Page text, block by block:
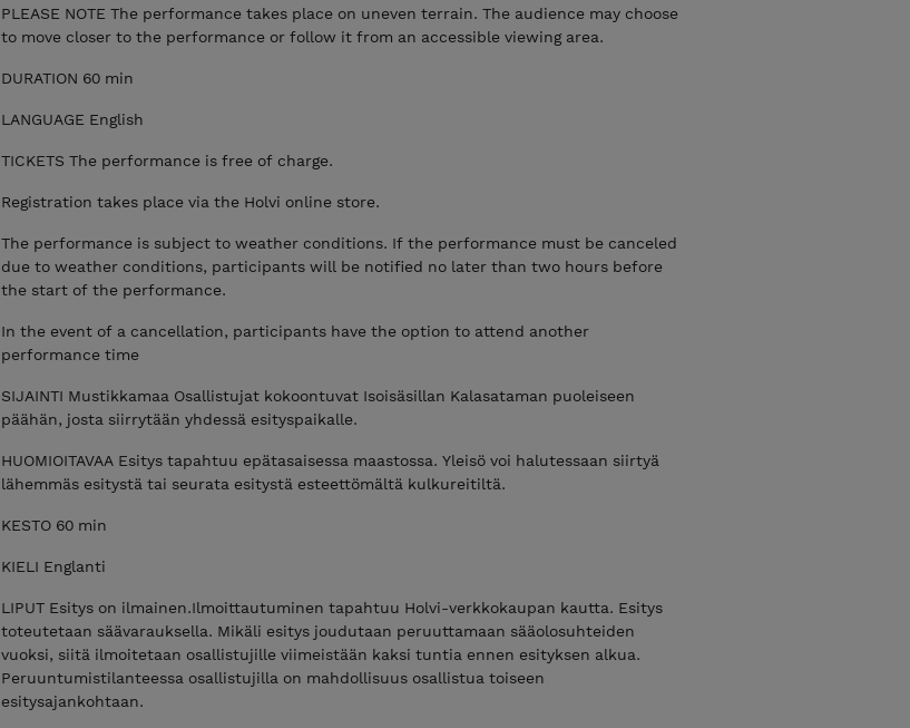
PLEASE NOTE The performance takes place on uneven terrain. The audience may choose
to move closer to the performance or follow it from an accessible viewing area.
DURATION 60 min
LANGUAGE English
TICKETS The performance is free of charge.
Registration takes place via the Holvi online store.
The performance is subject to weather conditions. If the performance must be canceled
due to weather conditions, participants will be notified no later than two hours before
the start of the performance.
In the event of a cancellation, participants have the option to attend another
performance time
SIJAINTI Mustikkamaa Osallistujat kokoontuvat Isoisäsillan Kalasataman puoleiseen
päähän, josta siirrytään yhdessä esityspaikalle.
HUOMIOITAVAA Esitys tapahtuu epätasaisessa maastossa. Yleisö voi halutessaan siirtyä
lähemmäs esitystä tai seurata esitystä esteettömältä kulkureitiltä.
KESTO 60 min
KIELI Englanti
LIPUT Esitys on ilmainen.Ilmoittautuminen tapahtuu Holvi-verkkokaupan kautta. Esitys
toteutetaan säävarauksella. Mikäli esitys joudutaan peruuttamaan sääolosuhteiden
vuoksi, siitä ilmoitetaan osallistujille viimeistään kaksi tuntia ennen esityksen alkua.
Peruuntumistilanteessa osallistujilla on mahdollisuus osallistua toiseen
esitysajankohtaan.